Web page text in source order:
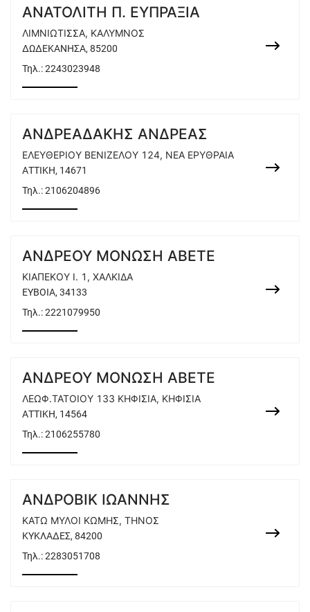
ΑΝΑΤΟΛΙΤΗ Π. ΕΥΠΡΑΞΙΑ
ΛΙΜΝΙΩΤΙΣΣΑ, ΚΑΛΥΜΝΟΣ
ΔΩΔΕΚΑΝΗΣΑ, 85200
Τηλ.:2243023948
ΑΝΔΡΕΑΔΑΚΗΣ ΑΝΔΡΕΑΣ
ΕΛΕΥΘΕΡΙΟΥ ΒΕΝΙΖΕΛΟΥ 124, ΝΕΑ ΕΡΥΘΡΑΙΑ
ΑΤΤΙΚΗ, 14671
Τηλ.:2106204896
ΑΝΔΡΕΟΥ ΜΟΝΩΣΗ ΑΒΕΤΕ
ΚΙΑΠΕΚΟΥ Ι. 1, ΧΑΛΚΙΔΑ
ΕΥΒΟΙΑ, 34133
Τηλ.:2221079950
ΑΝΔΡΕΟΥ ΜΟΝΩΣΗ ΑΒΕΤΕ
ΛΕΩΦ.ΤΑΤΟΙΟΥ 133 ΚΗΦΙΣΙΑ, ΚΗΦΙΣΙΑ
ΑΤΤΙΚΗ, 14564
Τηλ.:2106255780
ΑΝΔΡΟΒΙΚ ΙΩΑΝΝΗΣ
ΚΑΤΩ ΜΥΛΟΙ ΚΩΜΗΣ, ΤΗΝΟΣ
ΚΥΚΛΑΔΕΣ, 84200
Τηλ.:2283051708